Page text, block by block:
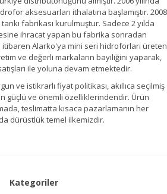
aksesuarları ithalatına başlamıştır. 2008
tankı fabrikası kurulmuştur. Sadece 2 yılda
ihracat yapan bu fabrika sonradan
itibaren Alarko'ya mini seri hidroforları üreten
ve değerli markaların bayiliğini yaparak,
ile yoluna devam etmektedir.
ve istikrarlı fiyat politikası, akıllıca seçilmiş
güçlü ve önemli özelliklerindendir. Ürün
teslimatta kısaca pazarlamanın her
dürüstlük temel ilkemizdir.
Kategoriler